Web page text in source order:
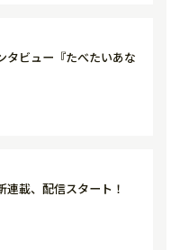
タビュー『たべたいあな
連載、配信スタート！